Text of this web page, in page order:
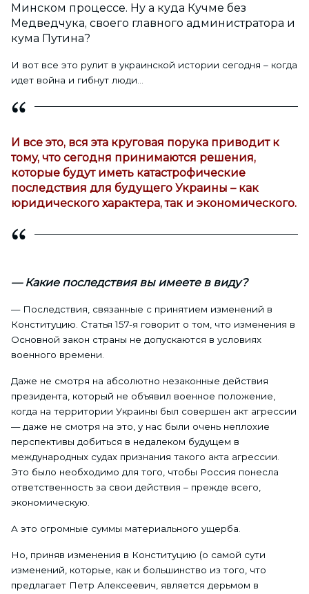
Минском процессе. Ну а куда Кучме без
Медведчука, своего главного администратора и
кума Путина?
И вот все это рулит в украинской истории сегодня – когда
идет война и гибнут люди…
И все это, вся эта круговая порука приводит к
тому, что сегодня принимаются решения,
которые будут иметь катастрофические
последствия для будущего Украины – как
юридического характера, так и экономического.
— Какие последствия вы имеете в виду?
— Последствия, связанные с принятием изменений в
Конституцию. Статья 157-я говорит о том, что изменения в
Основной закон страны не допускаются в условиях
военного времени.
Даже не смотря на абсолютно незаконные действия
президента, который не объявил военное положение,
когда на территории Украины был совершен акт агрессии
— даже не смотря на это, у нас были очень неплохие
перспективы добиться в недалеком будущем в
международных судах признания такого акта агрессии.
Это было необходимо для того, чтобы Россия понесла
ответственность за свои действия – прежде всего,
экономическую.
А это огромные суммы материального ущерба.
Но, приняв изменения в Конституцию (о самой сути
изменений, которые, как и большинство из того, что
предлагает Петр Алексеевич, является дерьмом в